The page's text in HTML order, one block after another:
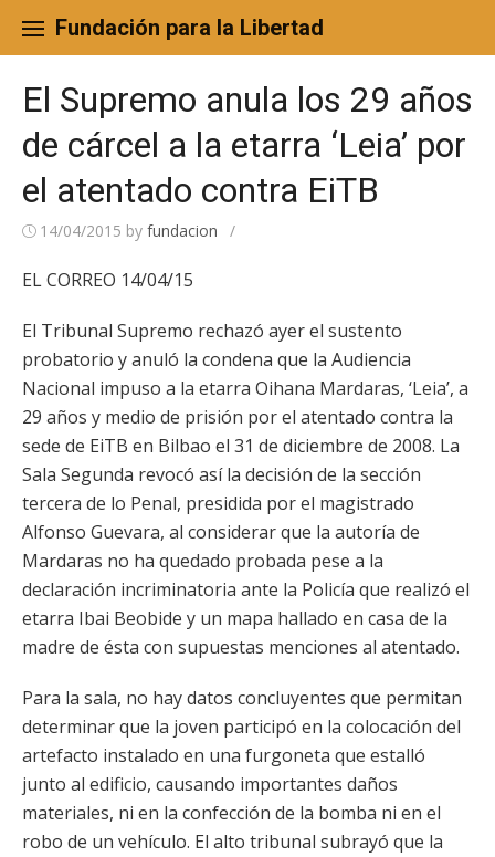
content
Fundación para la Libertad
El Supremo anula los 29 años
de cárcel a la etarra ‘Leia’ por
el atentado contra EiTB
14/04/2015 by fundacion /
EL CORREO 14/04/15
El Tribunal Supremo rechazó ayer el sustento
probatorio y anuló la condena que la Audiencia
Nacional impuso a la etarra Oihana Mardaras, ‘Leia’, a
29 años y medio de prisión por el atentado contra la
sede de EiTB en Bilbao el 31 de diciembre de 2008. La
Sala Segunda revocó así la decisión de la sección
tercera de lo Penal, presidida por el magistrado
Alfonso Guevara, al considerar que la autoría de
Mardaras no ha quedado probada pese a la
declaración incriminatoria ante la Policía que realizó el
etarra Ibai Beobide y un mapa hallado en casa de la
madre de ésta con supuestas menciones al atentado.
Para la sala, no hay datos concluyentes que permitan
determinar que la joven participó en la colocación del
artefacto instalado en una furgoneta que estalló
junto al edificio, causando importantes daños
materiales, ni en la confección de la bomba ni en el
robo de un vehículo. El alto tribunal subrayó que la